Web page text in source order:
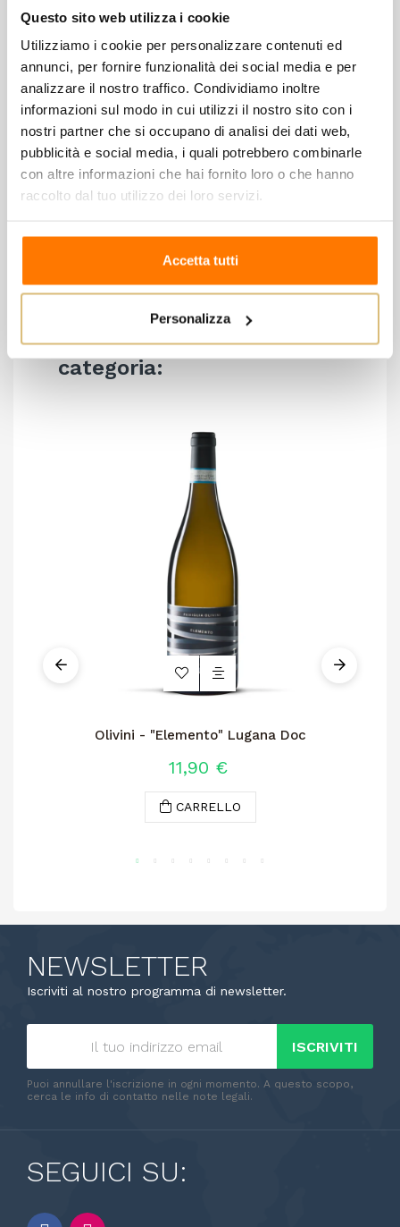
Questo sito web utilizza i cookie
Utilizziamo i cookie per personalizzare contenuti ed
annunci, per fornire funzionalità dei social media e per
analizzare il nostro traffico. Condividiamo inoltre
informazioni sul modo in cui utilizzi il nostro sito con i
nostri partner che si occupano di analisi dei dati web,
pubblicità e social media, i quali potrebbero combinarle
con altre informazioni che hai fornito loro o che hanno
raccolto dal tuo utilizzo dei loro servizi.
Accetta tutti
Personalizza
imbottigliamento con affinamento di alcuni mesi.
COLORE: giallo paglierino leggermente dorato
PROFUMO: profumi di frutta con sentori di pesca,
SAPORE: pieno, sapido e minerale, armonico.
GRADO ALCOLICO: 13,5%
ABBINAMENTO: pesce di lago, carni bianche
TEMPERATURA DI SERVIZIO: 8-10°
8 altri prodotti della stessa
categoria:
Olivini - "Elemento" Lugana Doc
11,90 €
CARRELLO
NEWSLETTER
Iscriviti al nostro programma di newsletter.
ISCRIVITI
Puoi annullare l'iscrizione in ogni momento. A questo scopo,
cerca le info di contatto nelle note legali.
SEGUICI SU: